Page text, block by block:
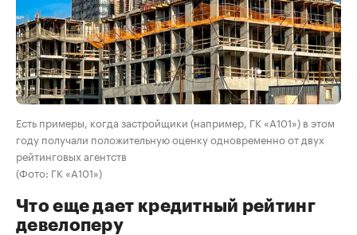
Есть примеры, когда застройщики (например, ГК «А101») в этом
году получали положительную оценку одновременно от двух
рейтинговых агентств
(Фото: ГК «А101»)
Что еще дает кредитный рейтинг
девелоперу